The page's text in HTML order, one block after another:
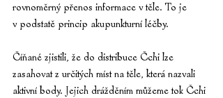
rovnoměrný přenos informace v těle. To je
v podstatě princip akupunkturní léčby.
Číňané zjistili, že do distribuce Čchi lze
zasahovat z určitých míst na těle, která nazvali
aktivní body. Jejich drážděním můžeme tok Čchi